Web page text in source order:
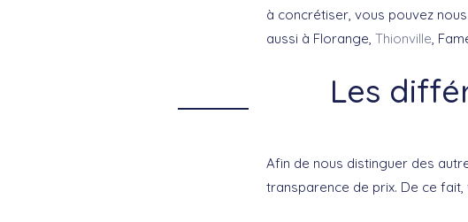
à concrétiser, vous pouvez
aussi à Florange, Thionville,
Les
Afin de nous distinguer des
transparence de prix. De ce